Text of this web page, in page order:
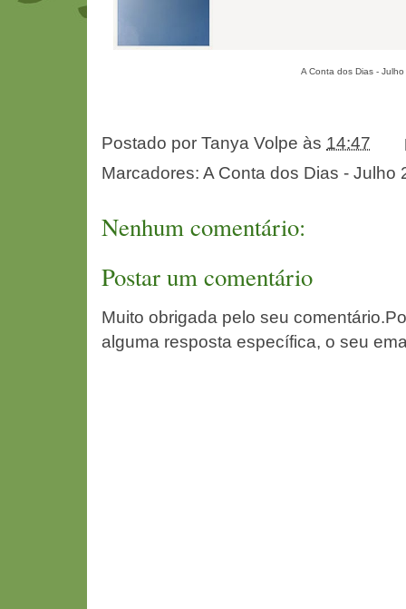
A Conta dos Dias -
Postado por Tanya Volpe às 14:47
Marcadores: A Conta dos Dias - Julho
Nenhum comentário:
Postar um comentário
Muito obrigada pelo seu
alguma resposta específica, o seu